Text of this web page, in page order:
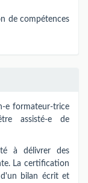
de compétences
e formateur-trice
assisté-e de
à délivrer des
La certification
d'un bilan écrit et